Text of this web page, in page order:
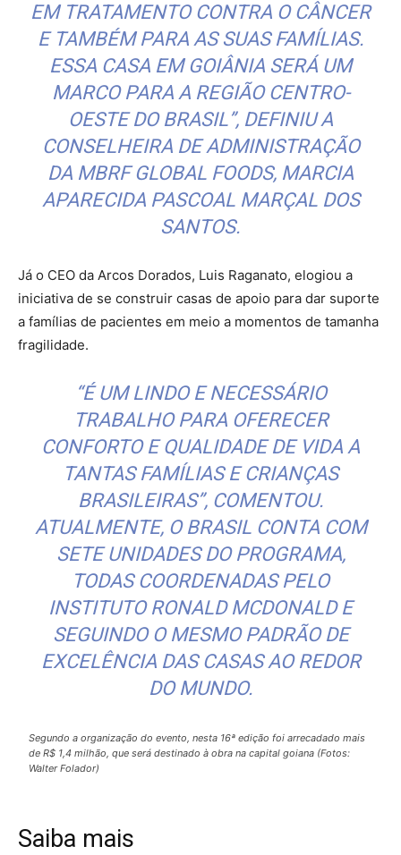
EM TRATAMENTO CONTRA O CÂNCER
E TAMBÉM PARA AS SUAS FAMÍLIAS.
ESSA CASA EM GOIÂNIA SERÁ UM
MARCO PARA A REGIÃO CENTRO-
OESTE DO BRASIL”, DEFINIU A
CONSELHEIRA DE ADMINISTRAÇÃO
DA MBRF GLOBAL FOODS, MARCIA
APARECIDA PASCOAL MARÇAL DOS
SANTOS.
Já o CEO da Arcos Dorados, Luis Raganato, elogiou a
iniciativa de se construir casas de apoio para dar suporte
a famílias de pacientes em meio a momentos de tamanha
fragilidade.
“É UM LINDO E NECESSÁRIO
TRABALHO PARA OFERECER
CONFORTO E QUALIDADE DE VIDA A
TANTAS FAMÍLIAS E CRIANÇAS
BRASILEIRAS”, COMENTOU.
ATUALMENTE, O BRASIL CONTA COM
SETE UNIDADES DO PROGRAMA,
TODAS COORDENADAS PELO
INSTITUTO RONALD MCDONALD E
SEGUINDO O MESMO PADRÃO DE
EXCELÊNCIA DAS CASAS AO REDOR
DO MUNDO.
Segundo a organização do evento, nesta 16ª edição foi arrecadado mais
de R$ 1,4 milhão, que será destinado à obra na capital goiana (Fotos:
Walter Folador)
Saiba mais